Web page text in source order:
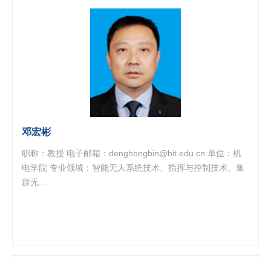
邓宏彬
职称：教授 电子邮箱：denghongbin@bit.edu.cn 单位：机
电学院 专业领域：智能无人系统技术、指挥与控制技术、集
群无...